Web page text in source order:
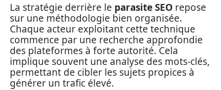
La stratégie derrière le parasite SEO repose
sur une méthodologie bien organisée.
Chaque acteur exploitant cette technique
commence par une recherche approfondie
des plateformes à forte autorité. Cela
implique souvent une analyse des mots-clés,
permettant de cibler les sujets propices à
générer un trafic élevé.